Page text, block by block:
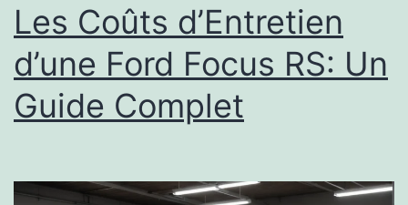
Les Coûts d’Entretien
d’une Ford Focus RS: Un
Guide Complet